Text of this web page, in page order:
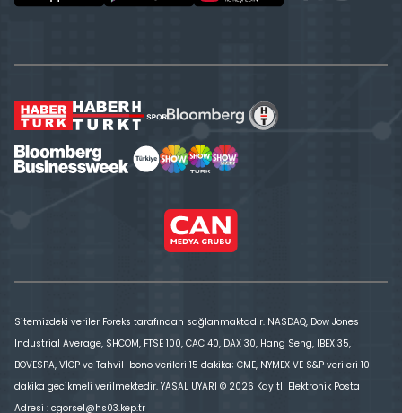
Sitemizdeki veriler Foreks tarafından sağlanmaktadır. NASDAQ, Dow Jones
Industrial Average, SHCOM, FTSE 100, CAC 40, DAX 30, Hang Seng, IBEX 35,
BOVESPA, VİOP ve Tahvil-bono verileri 15 dakika; CME, NYMEX VE S&P verileri 10
dakika gecikmeli verilmektedir. YASAL UYARI © 2026 Kayıtlı Elektronik Posta
Adresi : cgorsel@hs03.kep.tr